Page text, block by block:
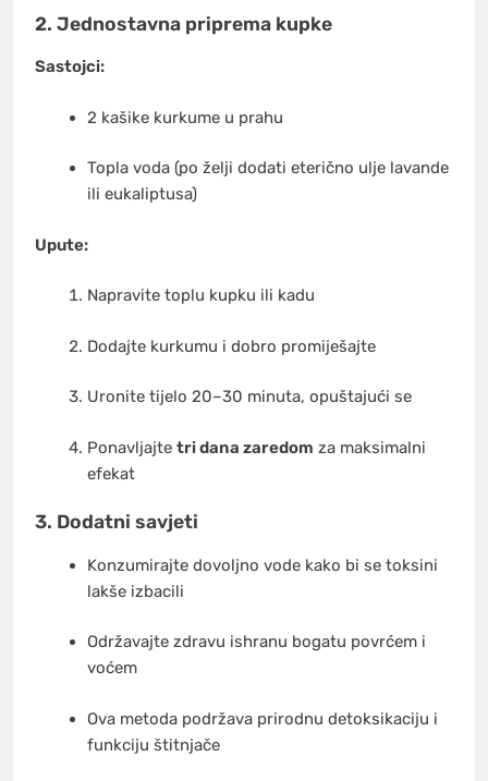
2. Jednostavna priprema kupke
Sastojci:
2 kašike kurkume u prahu
Topla voda (po želji dodati eterično ulje lavande
ili eukaliptusa)
Upute:
Napravite toplu kupku ili kadu
Dodajte kurkumu i dobro promiješajte
Uronite tijelo 20–30 minuta, opuštajući se
Ponavljajte tri dana zaredom za maksimalni
efekat
3. Dodatni savjeti
Konzumirajte dovoljno vode kako bi se toksini
lakše izbacili
Održavajte zdravu ishranu bogatu povrćem i
voćem
Ova metoda podržava prirodnu detoksikaciju i
funkciju štitnjače